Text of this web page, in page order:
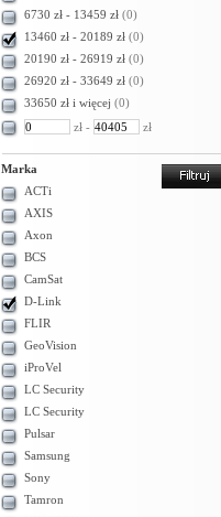
6730 zł - 13459 zł (0)
13460 zł - 20189 zł (0)
20190 zł - 26919 zł (0)
26920 zł - 33649 zł (0)
33650 zł i więcej (0)
zł -
zł
Marka
ACTi
AXIS
Axon
BCS
CamSat
D-Link
FLIR
GeoVision
iProVel
LC Security
LC Security
Pulsar
Samsung
Sony
Tamron